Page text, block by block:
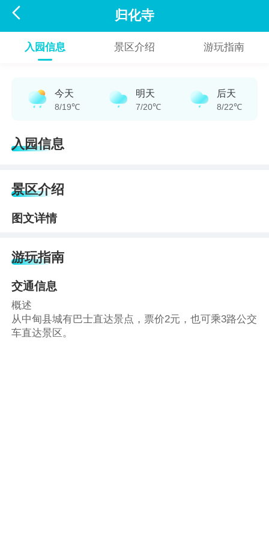
 归化寺
入园信息 景区介绍 游玩指南
今天
8/19℃
明天
7/20℃
后天
8/22℃
入园信息
景区介绍
图文详情
游玩指南
交通信息
概述
从中甸县城有巴士直达景点，票价2元，也可乘3路公交
车直达景区。